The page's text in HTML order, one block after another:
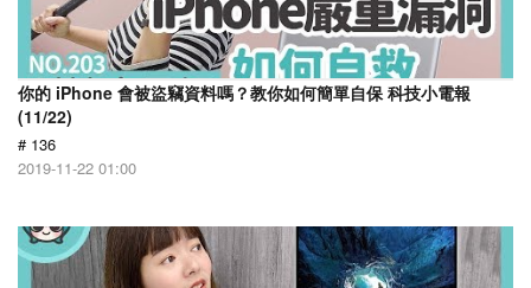
你的 iPhone 會被盜竊資料嗎？教你如何簡單自保 科技小電報
(11/22)
# 136
2019-11-22 01:00